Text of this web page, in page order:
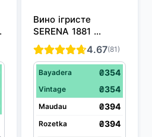
Вино ігристе
SERENA 1881
«Prosecco
Frizzante» DOC
Treviso сухе біле
0.75 л 10.5%
4.67(81)
Bayadera ₴354
Vintage ₴354
Maudau ₴394
Rozetka ₴394